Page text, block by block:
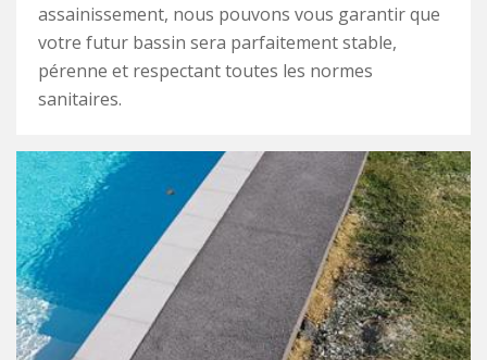
assainissement, nous pouvons vous garantir que
votre futur bassin sera parfaitement stable,
pérenne et respectant toutes les normes
sanitaires.